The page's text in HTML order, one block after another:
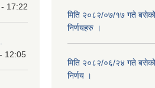
17:22
12:05
मिति २०८२/०७/१७ गते बसेको
निर्णयहरु ।
मिति २०८२/०६/२४ गते बसेको
निर्णय ।